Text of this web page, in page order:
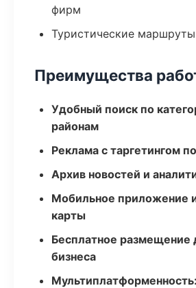
фирм
Туристические
Преимущества
Удобный поиск по
районам
Реклама с таргетингом
Архив новостей и
Мобильное приложение
карты
Бесплатное размещение
бизнеса